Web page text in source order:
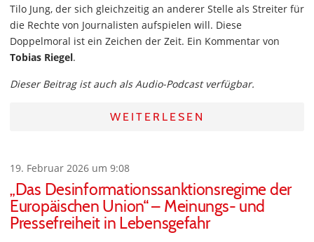
Tilo Jung, der sich gleichzeitig an anderer Stelle als Streiter für
die Rechte von Journalisten aufspielen will. Diese
Doppelmoral ist ein Zeichen der Zeit. Ein Kommentar von
Tobias Riegel.
Dieser Beitrag ist auch als Audio-Podcast verfügbar.
WEITERLESEN
19. Februar 2026 um 9:08
„Das Desinformationssanktionsregime der
Europäischen Union“ – Meinungs- und
Pressefreiheit in Lebensgefahr